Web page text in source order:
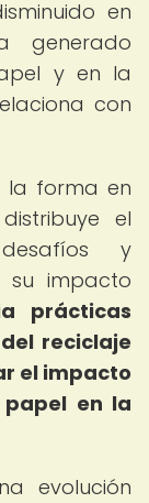
en
generado
y en la
con
la forma en
el
y
su impacto
prácticas
reciclaje
el impacto
en la
evolución